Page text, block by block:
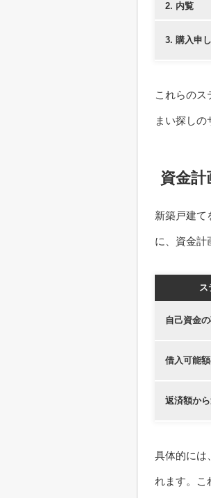
2. 内覧
3. 購入申
これらのス
まい探しの
資金
新築戸建て
に、資金計
ス
自己資金
借入可能
返済額か
具体的には
れます。こ